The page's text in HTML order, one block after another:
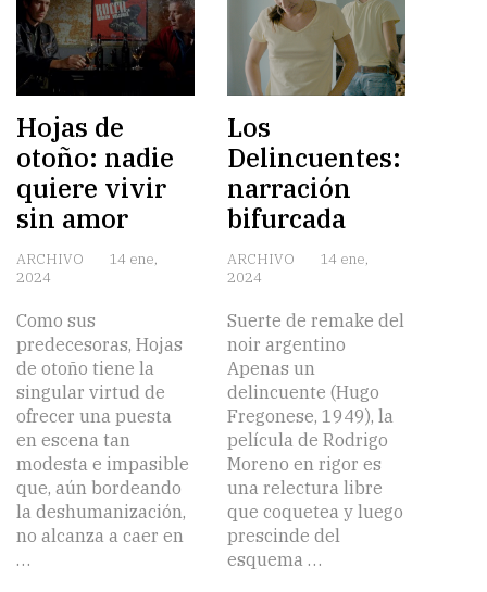
Hojas de
otoño: nadie
quiere vivir
sin amor
ARCHIVO
14 ene,
2024
Como sus
predecesoras, Hojas
de otoño tiene la
singular virtud de
ofrecer una puesta
en escena tan
modesta e impasible
que, aún bordeando
la deshumanización,
no alcanza a caer en
…
Los
Delincuentes:
narración
bifurcada
ARCHIVO
14 ene,
2024
Suerte de remake del
noir argentino
Apenas un
delincuente (Hugo
Fregonese, 1949), la
película de Rodrigo
Moreno en rigor es
una relectura libre
que coquetea y luego
prescinde del
esquema …